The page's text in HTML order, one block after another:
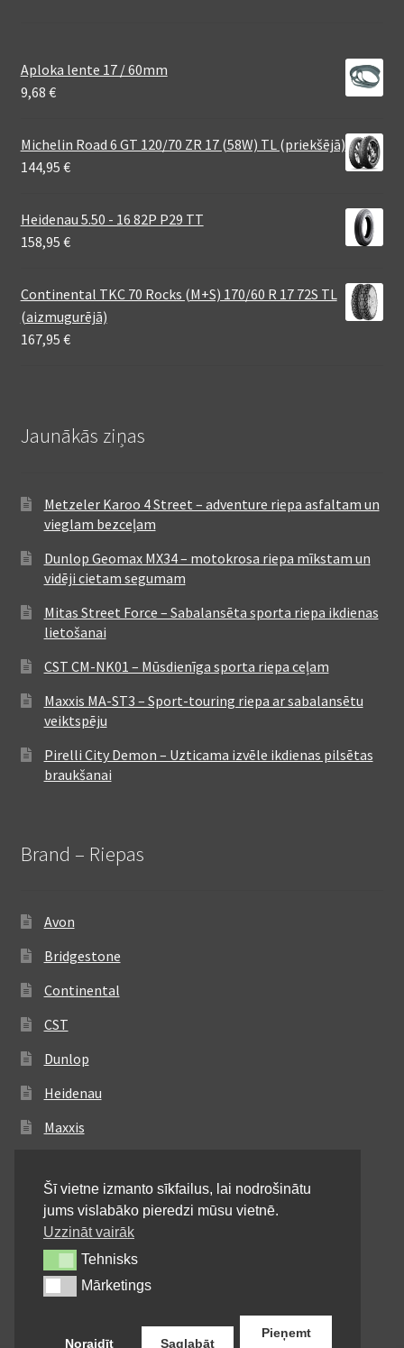
Aploka lente 17 / 60mm
9,68 €
Michelin Road 6 GT 120/70 ZR 17 (58W) TL (priekšējā)
144,95 €
Heidenau 5.50 - 16 82P P29 TT
158,95 €
Continental TKC 70 Rocks (M+S) 170/60 R 17 72S TL
(aizmugurējā)
167,95 €
Jaunākās ziņas
Metzeler Karoo 4 Street – adventure riepa asfaltam un
vieglam bezceļam
Dunlop Geomax MX34 – motokrosa riepa mīkstam un
vidēji cietam segumam
Mitas Street Force – Sabalansēta sporta riepa ikdienas
lietošanai
CST CM-NK01 – Mūsdienīga sporta riepa ceļam
Maxxis MA-ST3 – Sport-touring riepa ar sabalansētu
veiktspēju
Pirelli City Demon – Uzticama izvēle ikdienas pilsētas
braukšanai
Brand – Riepas
Avon
Bridgestone
Continental
CST
Dunlop
Heidenau
Maxxis
Michelin
Mitas
Pirelli
Shinko
Šī vietne izmanto sīkfailus, lai nodrošinātu
jums vislabāko pieredzi mūsu vietnē.
Uzzināt vairāk
TehnisksTehnisks
MārketingsMārketings
Noraidīt Saglabāt
Pieņemt